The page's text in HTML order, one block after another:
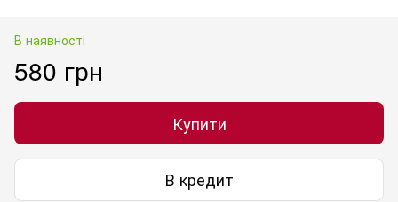
В наявності
580 грн
Купити
В кредит